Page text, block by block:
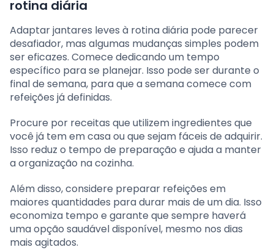
rotina diária
Adaptar jantares leves à rotina diária pode parecer
desafiador, mas algumas mudanças simples podem
ser eficazes. Comece dedicando um tempo
específico para se planejar. Isso pode ser durante o
final de semana, para que a semana comece com
refeições já definidas.
Procure por receitas que utilizem ingredientes que
você já tem em casa ou que sejam fáceis de adquirir.
Isso reduz o tempo de preparação e ajuda a manter
a organização na cozinha.
Além disso, considere preparar refeições em
maiores quantidades para durar mais de um dia. Isso
economiza tempo e garante que sempre haverá
uma opção saudável disponível, mesmo nos dias
mais agitados.